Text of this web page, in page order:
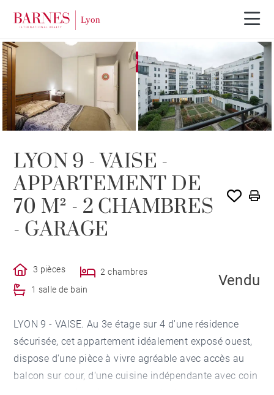
VENDU PAR BARNES
LYON 9 - VAISE -
APPARTEMENT DE
70 M² - 2 CHAMBRES
- GARAGE
3 pièces
2 chambres
1 salle de bain
Vendu
LYON 9 - VAISE. Au 3e étage sur 4 d'une résidence
sécurisée, cet appartement idéalement exposé ouest,
dispose d'une pièce à vivre agréable avec accès au
balcon sur cour, d'une cuisine indépendante avec coin